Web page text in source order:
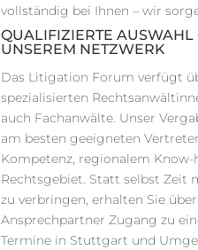
vollständig bei Ihnen – wir
QUALIFIZIERTE AUSWAHL
UNSEREM NETZWERK
Das Litigation Forum verfügt
spezialisierten
auch Fachanwälte. Unser
am besten geeigneten
Kompetenz, regionalem
Rechtsgebiet. Statt selbst Zeit
zu verbringen, erhalten Sie
Ansprechpartner Zugang zu
Termine in Stuttgart und